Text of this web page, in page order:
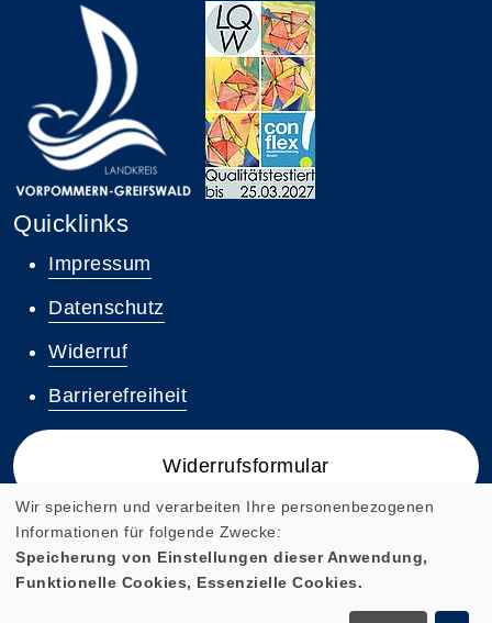
Quicklinks
Impressum
Datenschutz
Widerruf
Barrierefreiheit
Widerrufsformular
Cookie Einstellungen
Wir speichern und verarbeiten Ihre personenbezogenen
Informationen für folgende Zwecke:
Speicherung von Einstellungen dieser Anwendung,
Funktionelle Cookies, Essenzielle Cookies.